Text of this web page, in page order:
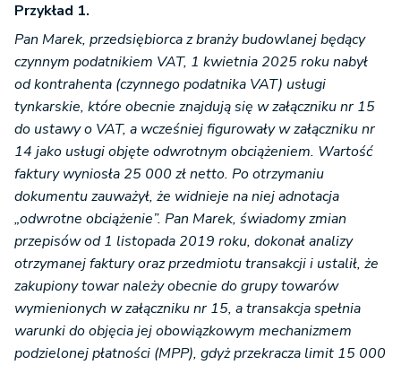
Przykład 1.
Pan Marek, przedsiębiorca z branży budowlanej będący
czynnym podatnikiem VAT, 1 kwietnia 2025 roku nabył
od kontrahenta (czynnego podatnika VAT) usługi
tynkarskie, które obecnie znajdują się w załączniku nr 15
do ustawy o VAT, a wcześniej figurowały w załączniku nr
14 jako usługi objęte odwrotnym obciążeniem. Wartość
faktury wyniosła 25 000 zł netto. Po otrzymaniu
dokumentu zauważył, że widnieje na niej adnotacja
„odwrotne obciążenie”. Pan Marek, świadomy zmian
przepisów od 1 listopada 2019 roku, dokonał analizy
otrzymanej faktury oraz przedmiotu transakcji i ustalił, że
zakupiony towar należy obecnie do grupy towarów
wymienionych w załączniku nr 15, a transakcja spełnia
warunki do objęcia jej obowiązkowym mechanizmem
podzielonej płatności (MPP), gdyż przekracza limit 15 000